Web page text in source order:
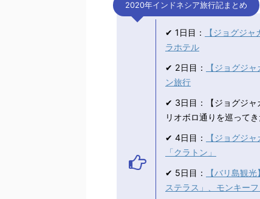
2020年インドネシア旅行記まとめ
✔ 1日目：
【ジョグジ
ラホテル
✔ 2日目：
【ジョグジ
ン旅行
✔ 3日目：【ジョグジャ
リオボロ通りを巡って
✔ 4日目：
【ジョグジ
「クラトン」
✔ 5日目：
【バリ島観
ステラス」、モンキー